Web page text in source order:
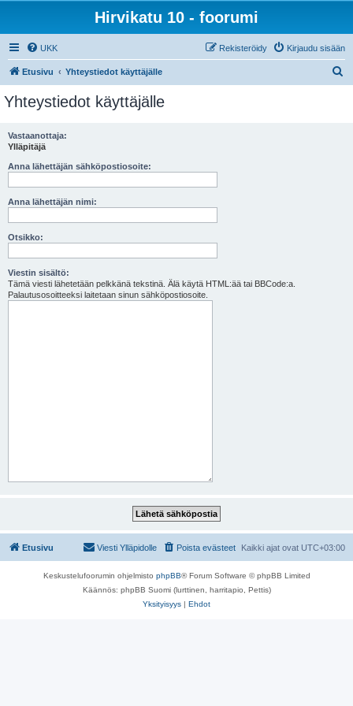
Hirvikatu 10 - foorumi
UKK Kirjaudu sisään
Rekisteröidy
Etusivu Yhteystiedot käyttäjälle
Yhteystiedot käyttäjälle
Vastaanottaja:
Ylläpitäjä
Anna lähettäjän sähköpostiosoite:
Anna lähettäjän nimi:
Otsikko:
Viestin sisältö:
Tämä viesti lähetetään pelkkänä tekstinä. Älä käytä HTML:ää tai BBCode:a.
Palautusosoitteeksi laitetaan sinun sähköpostiosoite.
Etusivu Kaikki ajat ovat UTC+03:00
Poista evästeet
Viesti Ylläpidolle
Keskustelufoorumin ohjelmisto phpBB® Forum Software © phpBB Limited
Käännös: phpBB Suomi (lurttinen, harritapio, Pettis)
Yksityisyys | Ehdot